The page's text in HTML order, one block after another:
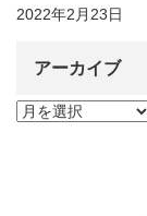
2022年2月23日
アーカイブ
ア